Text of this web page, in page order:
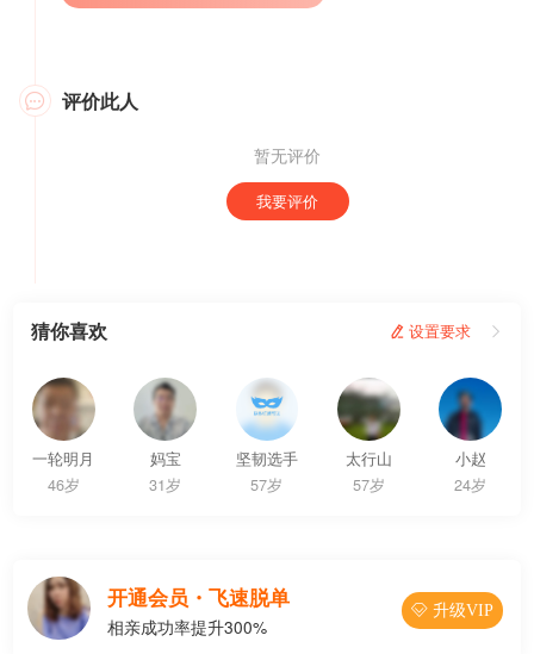
 评价此人
暂无评价
我要评价
猜你喜欢  设置要求 
一轮明月
46岁
妈宝
31岁
坚韧选手
57岁
太行山
57岁
小赵
24岁
开通会员・飞速脱单
相亲成功率提升300%
 升级VIP